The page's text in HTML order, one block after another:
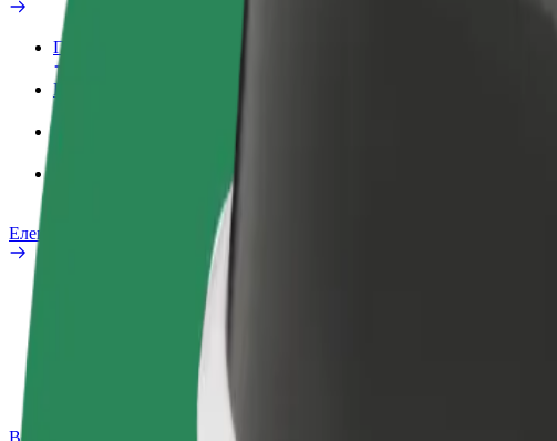
Переваги
Робочий обліковий запис
Bolt Food для корпоративних клієнтів
Електровелосипеди
Лабораторія безпеки
Повідомити про проблему
Запитання та відповіді
Bolt Plus